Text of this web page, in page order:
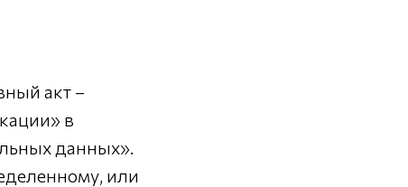
акт –
в
данных».
или